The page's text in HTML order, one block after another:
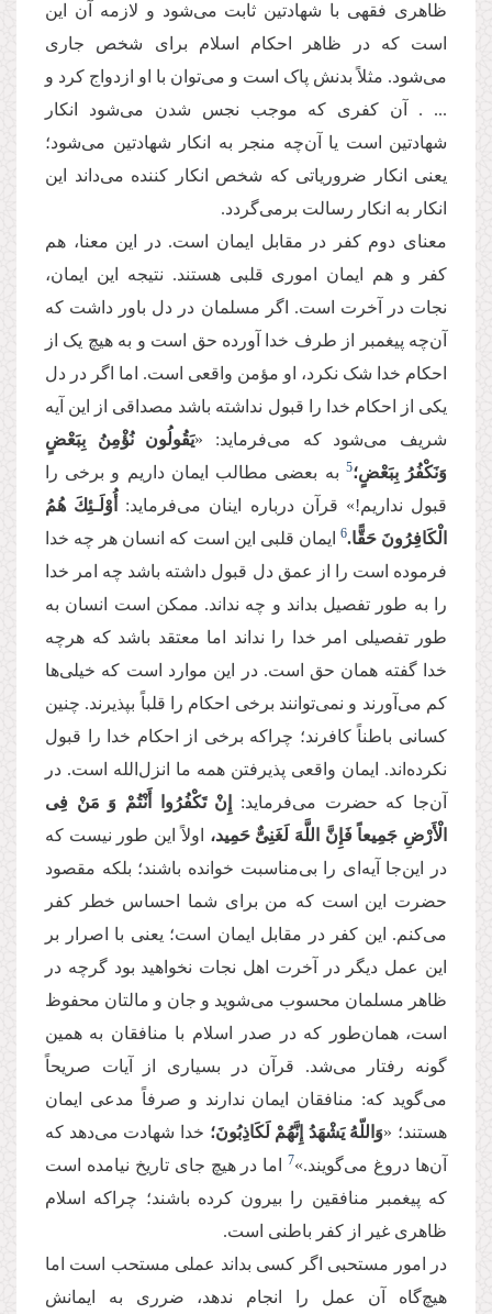
ظاهری فقهی با شهادتین ثابت می‌شود و لازمه آن این
است که در ظاهر احکام اسلام برای شخص جاری
می‌شود. مثلاً بدنش پاک است و می‌توان با او ازدواج کرد و
... . آن کفری که موجب نجس شدن می‌شود انکار
شهادتین است یا آن‌چه منجر به انکار شهادتین می‌شود؛
یعنی انکار ضروریاتی که شخص انکار کننده می‌داند این
انکار به انکار رسالت برمی‌گردد.
معنای دوم کفر در مقابل ایمان است. در این معنا، هم
کفر و هم ایمان اموری قلبی هستند. نتیجه این ایمان،
نجات در آخرت است. اگر مسلمان در دل باور داشت که
آن‌چه پیغمبر از طرف خدا آورده حق است و به هیچ یک از
احکام خدا شک نکرد، او مؤمن واقعی است. اما اگر در دل
یکی از احکام خدا را قبول نداشته باشد مصداقی از این آیه
شریف می‌شود که می‌فرماید: «یَقُولُون‏ نُؤْمِنُ بِبَعْضٍ
وَنَكْفُرُ بِبَعْضٍ؛5 به بعضی مطالب ایمان داریم و برخی را
قبول نداریم!» قرآن درباره اینان می‌فرماید:
أُوْلَـئِكَ هُمُ
الْكَافِرُونَ حَقًّا.
6
ایمان قلبی این است که انسان هر چه خدا
فرموده است را از عمق دل قبول داشته باشد چه امر خدا
را به طور تفصیل بداند و چه نداند. ممکن است انسان به
طور تفصیلی امر خدا را نداند اما معتقد باشد که هرچه
خدا گفته همان حق است. در این موارد است که خیلی‌ها
کم می‌آورند و نمی‌توانند برخی احکام را قلباً بپذیرند. چنین
کسانی باطناً کافرند؛ چراکه برخی از احکام خدا را قبول
نکرده‌اند. ایمان واقعی پذیرفتن همه ما انزل‌الله است. در
آن‌جا که حضرت می‌فرماید: إِنْ تَكْفُرُوا أَنْتُمْ وَ مَنْ فِی
الْأَرْضِ جَمِیعاً فَإِنَّ اللَّهَ لَغَنِیٌّ حَمِید، اولاً این طور نیست که
در این‌جا آیه‌ای را بی‌مناسبت خوانده باشند؛ بلکه مقصود
حضرت این است که من برای شما احساس خطر کفر
می‌کنم. این کفر در مقابل ایمان است؛ یعنی با اصرار بر
این عمل دیگر در آخرت اهل نجات نخواهید بود گرچه در
ظاهر مسلمان محسوب می‌شوید و جان و مالتان محفوظ
است، همان‌طور که در صدر اسلام با منافقان به همین
گونه رفتار می‌شد. قرآن در بسیاری از آیات صریحاً
می‌گوید که: منافقان ایمان ندارند و صرفاً مدعی ایمان
هستند؛ «وَاللّهُ یَشْهَدُ إِنَّهُمْ لَكَاذِبُونَ؛ خدا شهادت می‌دهد که
آن‌ها دروغ می‌گویند.»7
اما در هیچ جای تاریخ نیامده است
که پیغمبر منافقین را بیرون کرده باشند؛ چرا‌که اسلام
ظاهری غیر از کفر باطنی است.
در امور مستحبی اگر کسی بداند عملی مستحب است اما
هیچ‌گاه آن عمل را انجام ندهد، ضرری به ایمانش